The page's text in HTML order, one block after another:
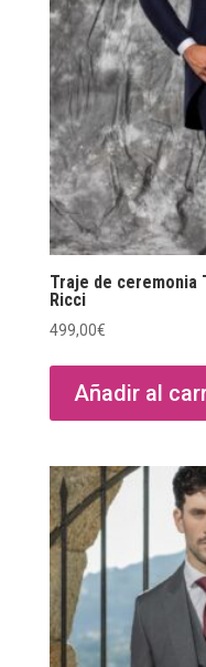
Traje de ceremonia
Ricci
499,00€
Añadir al